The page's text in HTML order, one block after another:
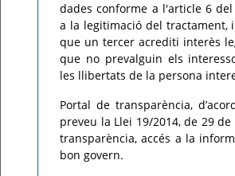
dades conforme a l'article 6 del
a la legitimació del tractament,
que un tercer acrediti interès
que no prevalguin els
les llibertats de la persona
Portal de transparència,
preveu la Llei 19/2014, de 29
transparència, accés a la
bon govern.